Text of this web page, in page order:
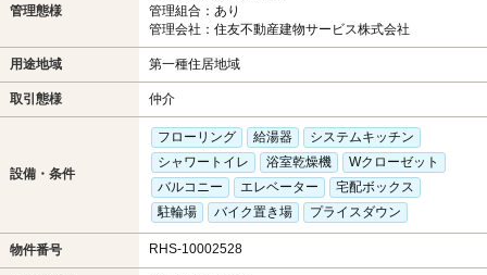
管理態様
管理組合：あり
管理会社：住友不動産建物サービス株式会社
用途地域 第一種住居地域
取引態様 仲介
設備・条件
フローリング 給湯器
システムキッチン
シャワートイレ
浴室乾燥機
Wクローゼット
バルコニー
エレベーター
宅配ボックス
駐輪場
バイク置き場 プライスダウン
物件番号 RHS-10002528